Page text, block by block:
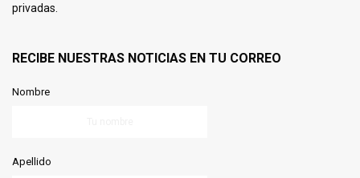
privadas.
RECIBE NUESTRAS NOTICIAS EN TU CORREO
Nombre
Apellido